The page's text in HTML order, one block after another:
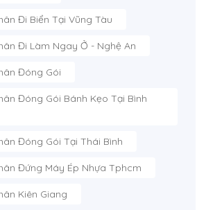
Đi Biển Tại Vũng Tàu
Đi Làm Ngay Ở - Nghệ An
Đóng Gói
Đóng Gói Bánh Kẹo Tại Bình
Đóng Gói Tại Thái Bình
Đứng Máy Ép Nhựa Tphcm
Kiên Giang